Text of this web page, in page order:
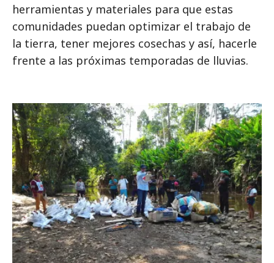
herramientas y materiales para que estas
comunidades puedan optimizar el trabajo de
la tierra, tener mejores cosechas y así, hacerle
frente a las próximas temporadas de lluvias.